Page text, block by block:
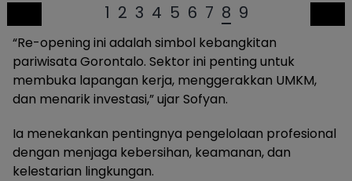
1 2 3 4 5 6 7 8 9
“Re-opening ini adalah simbol kebangkitan
pariwisata Gorontalo. Sektor ini penting untuk
membuka lapangan kerja, menggerakkan UMKM,
dan menarik investasi,” ujar Sofyan.
Ia menekankan pentingnya pengelolaan profesional
dengan menjaga kebersihan, keamanan, dan
kelestarian lingkungan.